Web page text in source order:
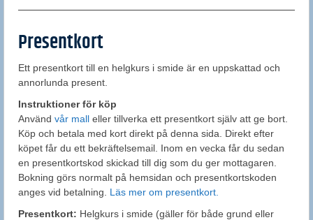
Presentkort
Ett presentkort till en helgkurs i smide är en uppskattad och
annorlunda present.
Instruktioner för köp
Använd vår mall eller tillverka ett presentkort själv att ge bort.
Köp och betala med kort direkt på denna sida. Direkt efter
köpet får du ett bekräftelsemail. Inom en vecka får du sedan
en presentkortskod skickad till dig som du ger mottagaren.
Bokning görs normalt på hemsidan och presentkortskoden
anges vid betalning. Läs mer om presentkort.
Presentkort: Helgkurs i smide (gäller för både grund eller